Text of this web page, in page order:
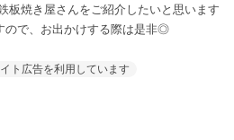
板焼き屋さんをご紹介したいと思います
ので、お出かけする際は是非◎
ト広告を利用しています